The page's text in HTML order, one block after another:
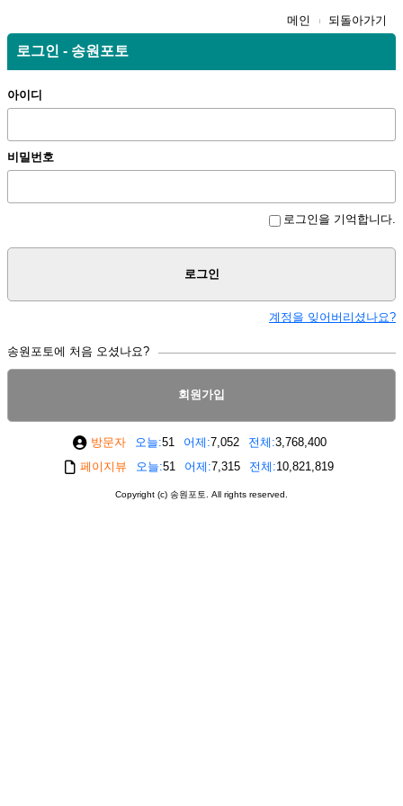
메인 되돌아가기
로그인 - 송원포토
아이디
비밀번호
로그인을 기억합니다.
로그인
계정을 잊어버리셨나요?
송원포토에 처음 오셨나요?
회원가입
방문자 오늘 51 어제 7,052 전체 3,768,400
페이지뷰
오늘 51 어제 7,315 전체 10,821,819
Copyright (c) 송원포토. All rights reserved.